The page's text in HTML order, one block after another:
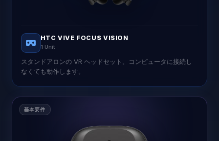
HTC VIVE FOCUS VISION
1 Unit
スタンドアロンの VR ヘッドセット。コンピュータに接続し
なくても動作します。
基本要件